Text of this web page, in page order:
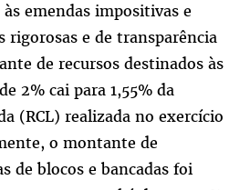
emendas impositivas e
rigorosas e de transparência
de recursos destinados às
2% cai para 1,55% da
(RCL) realizada no exercício
o montante de
de blocos e bancadas foi